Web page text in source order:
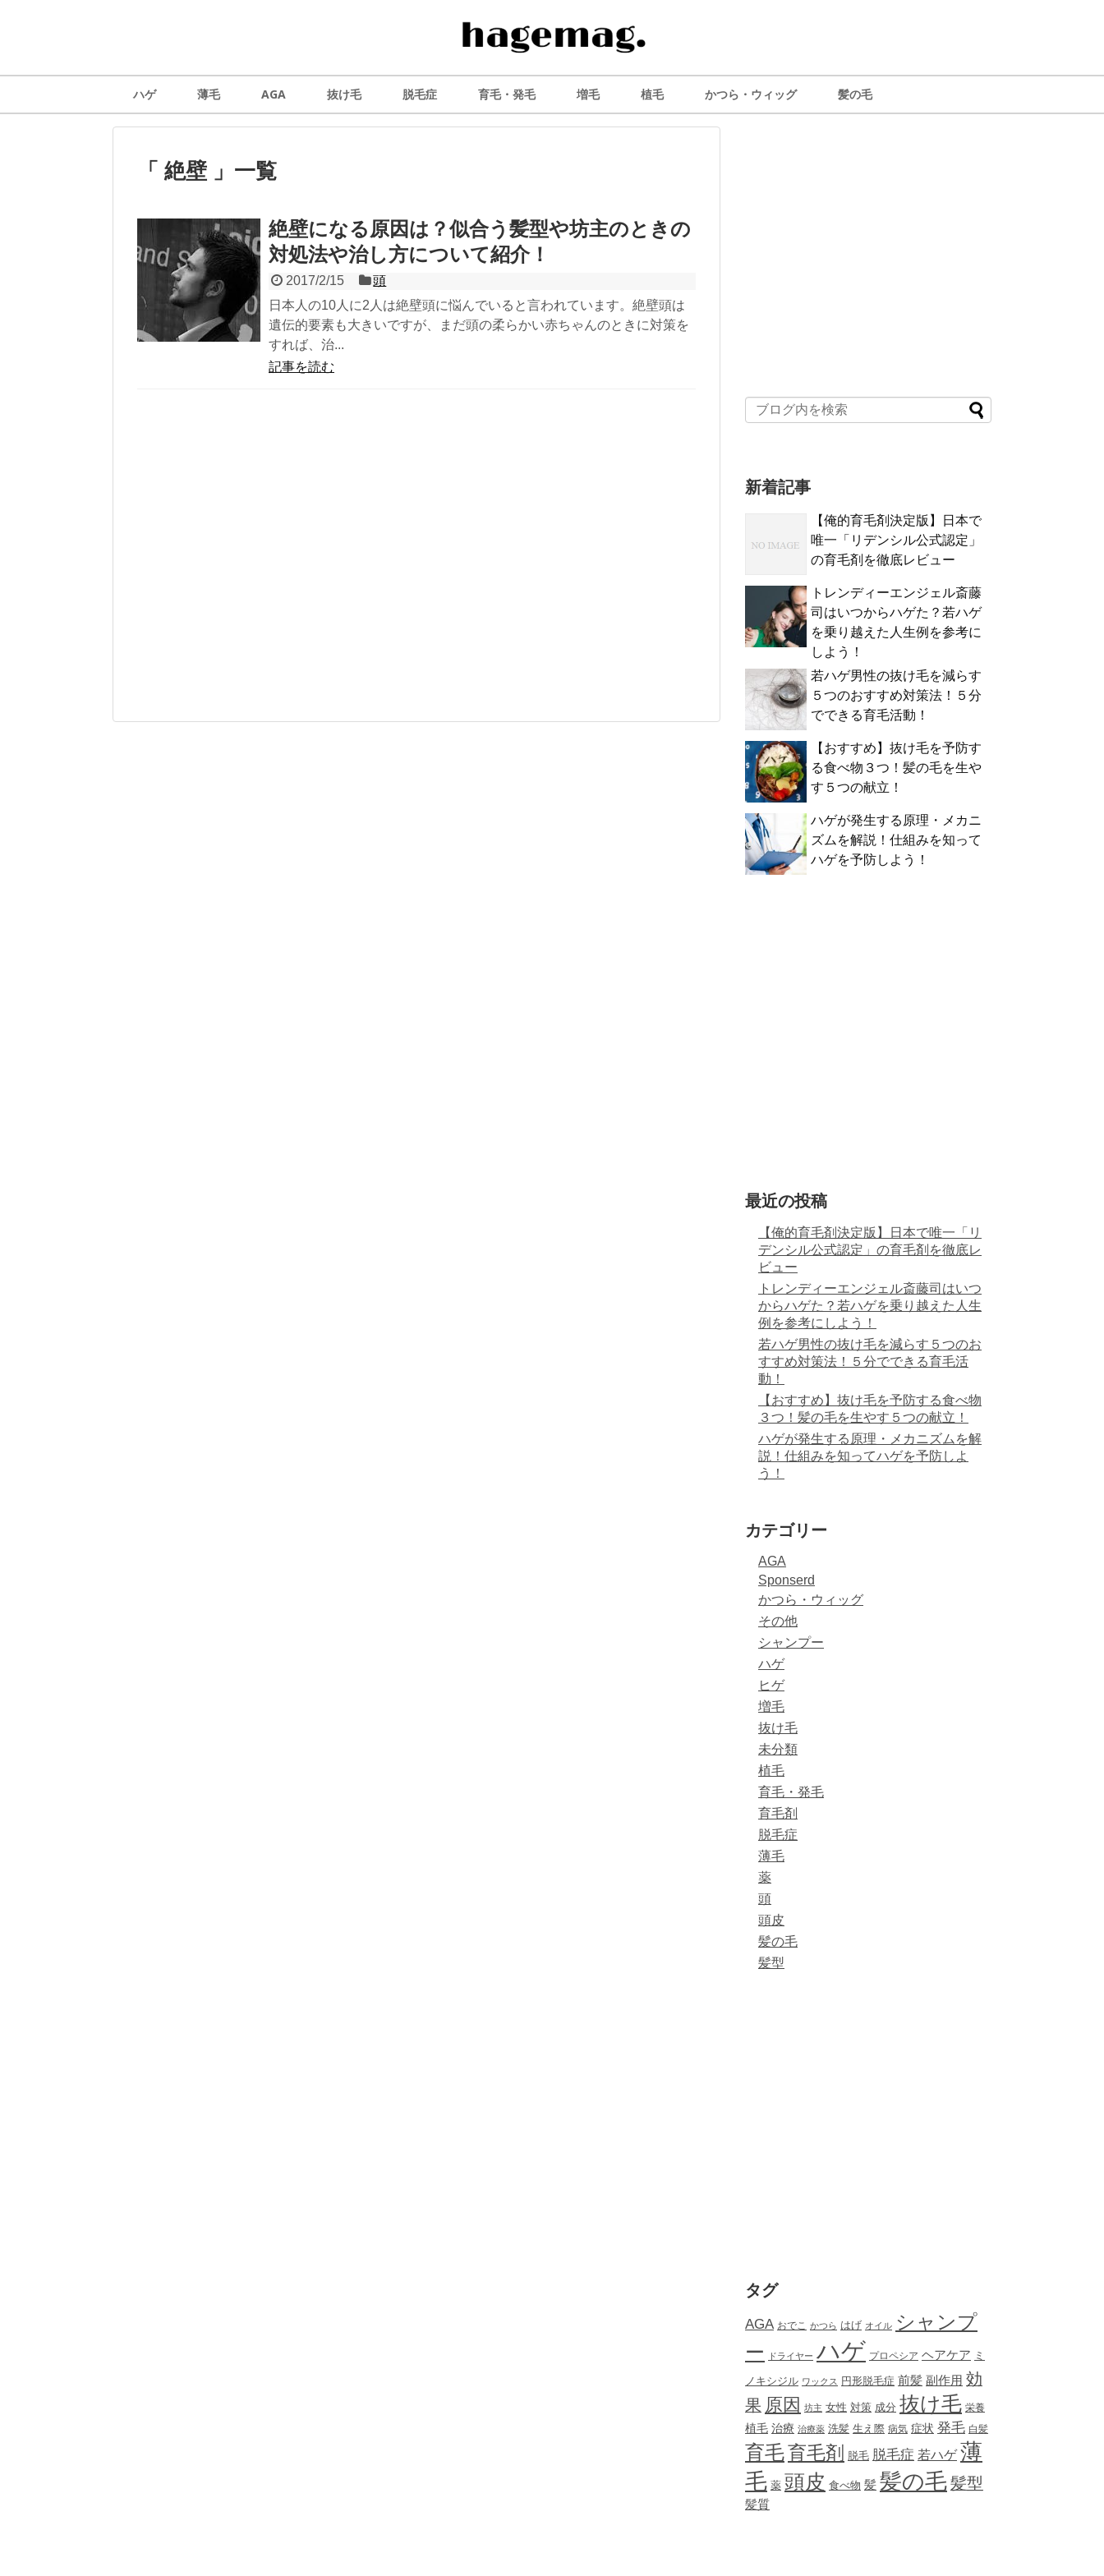
ハゲ 薄毛 AGA 抜け毛 脱毛症 育毛・発毛 増毛 植毛 かつら・ウィッグ 髪の毛
「 絶壁 」一覧
絶壁になる原因は？似合う髪型や坊主のときの
対処法や治し方について紹介！
2017/2/15
頭
日本人の10人に2人は絶壁頭に悩んでいると言われています。絶壁頭は
遺伝的要素も大きいですが、まだ頭の柔らかい赤ちゃんのときに対策を
すれば、治...
記事を読む
新着記事
【俺的育毛剤決定版】日本で
唯一「リデンシル公式認定」
の育毛剤を徹底レビュー
トレンディーエンジェル斎藤
司はいつからハゲた？若ハゲ
を乗り越えた人生例を参考に
しよう！
若ハゲ男性の抜け毛を減らす
５つのおすすめ対策法！５分
でできる育毛活動！
【おすすめ】抜け毛を予防す
る食べ物３つ！髪の毛を生や
す５つの献立！
ハゲが発生する原理・メカニ
ズムを解説！仕組みを知って
ハゲを予防しよう！
最近の投稿
【俺的育毛剤決定版】日本で唯一「リ
デンシル公式認定」の育毛剤を徹底レ
ビュー
トレンディーエンジェル斎藤司はいつ
からハゲた？若ハゲを乗り越えた人生
例を参考にしよう！
若ハゲ男性の抜け毛を減らす５つのお
すすめ対策法！５分でできる育毛活
動！
【おすすめ】抜け毛を予防する食べ物
３つ！髪の毛を生やす５つの献立！
ハゲが発生する原理・メカニズムを解
説！仕組みを知ってハゲを予防しよ
う！
カテゴリー
AGA
Sponserd
かつら・ウィッグ
その他
シャンプー
ハゲ
ヒゲ
増毛
抜け毛
未分類
植毛
育毛・発毛
育毛剤
脱毛症
薄毛
薬
頭
頭皮
髪の毛
髪型
タグ
AGA おでこ かつら はげ オイル シャンプ
ー
ドライヤー ハゲ プロペシア ヘアケア ミ
ノキシジル ワックス 円形脱毛症 前髪 副作用 効
果 原因 坊主 女性 対策 成分 抜け毛 栄養
植毛 治療 治療薬 洗髪 生え際 病気 症状 発毛 白髪
育毛育毛剤 脱毛 脱毛症 若ハゲ 薄
毛 薬 頭皮 食べ物 髪 髪の毛髪型
髪質